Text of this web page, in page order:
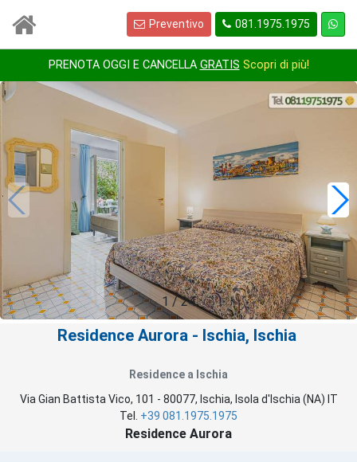
Preventivo 081.1975.1975
PRENOTA OGGI E CANCELLA GRATIS Scopri di più!
1 /24
Residence Aurora - Ischia, Ischia
Residence a Ischia
Via Gian Battista Vico, 101 - 80077, Ischia, Isola d'Ischia (NA) IT
Tel. +39 081.1975.1975
Residence Aurora